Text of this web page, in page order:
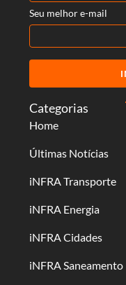
Categorias
Home
Últimas Notícias
iNFRA Transporte
iNFRA Energia
iNFRA Cidades
iNFRA Saneamento
Seu melhor e-mail